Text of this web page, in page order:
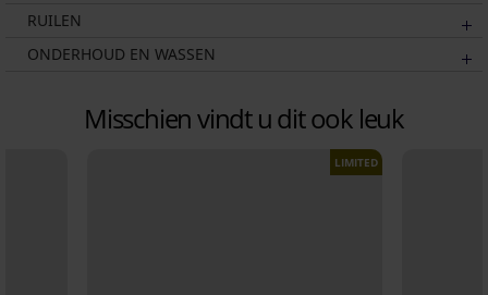
RUILEN
ONDERHOUD EN WASSEN
Misschien vindt u dit ook leuk
LIMITED